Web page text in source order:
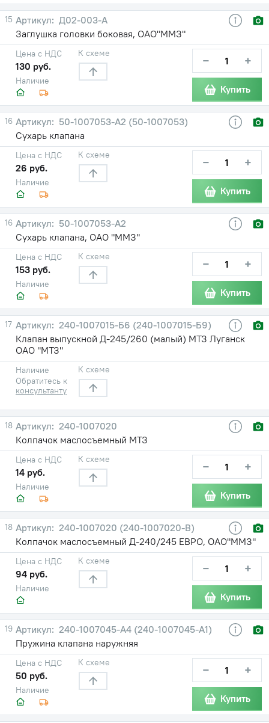
15
Д02-003-А
Заглушка головки боковая, ОАО"ММЗ"
Наличие
Цена с НДС
130 руб.
К схеме − +
Купить
16
50-1007053-А2 (50-1007053)
Сухарь клапана
Наличие
Цена с НДС
26 руб.
К схеме − +
Купить
16
50-1007053-А2
Сухарь клапана, ОАО "ММЗ"
Наличие
Цена с НДС
153 руб.
К схеме − +
Купить
17
240-1007015-Б6 (240-1007015-Б9)
Клапан выпускной Д-245/260 (малый) МТЗ Луганск
ОАО "МТЗ"
Наличие
Обратитесь к
консультанту
К схеме
18
240-1007020
Колпачок маслосъемный МТЗ
Наличие
Цена с НДС
14 руб.
К схеме − +
Купить
18
240-1007020 (240-1007020-В)
Колпачок маслосъемный Д-240/245 ЕВРО, ОАО"ММЗ"
Наличие
Цена с НДС
94 руб.
К схеме − +
Купить
19
240-1007045-А4 (240-1007045-А1)
Пружина клапана наружняя
Наличие
Цена с НДС
50 руб.
К схеме − +
Купить